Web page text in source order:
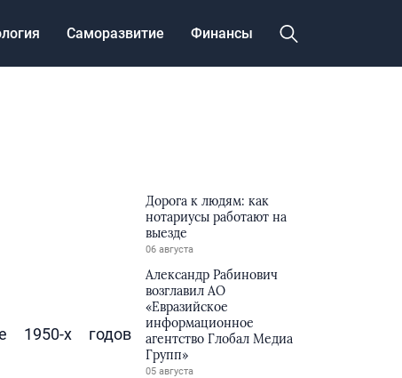
Саморазвитие Финансы
1950-х годов
Дорога к людям: как
нотариусы работают на
выезде
06 августа
Александр Рабинович
возглавил АО
«Евразийское
информационное
агентство Глобал Медиа
Групп»
05 августа